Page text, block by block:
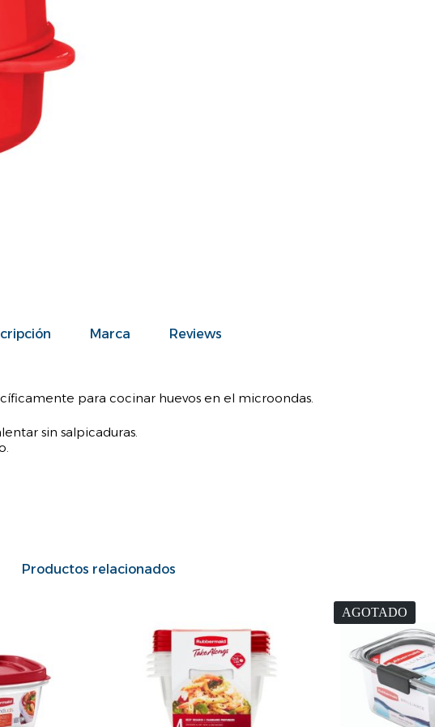
Marca Reviews
para cocinar huevos en el microondas.
sin salpicaduras.
Productos relacionados
AGOTADO